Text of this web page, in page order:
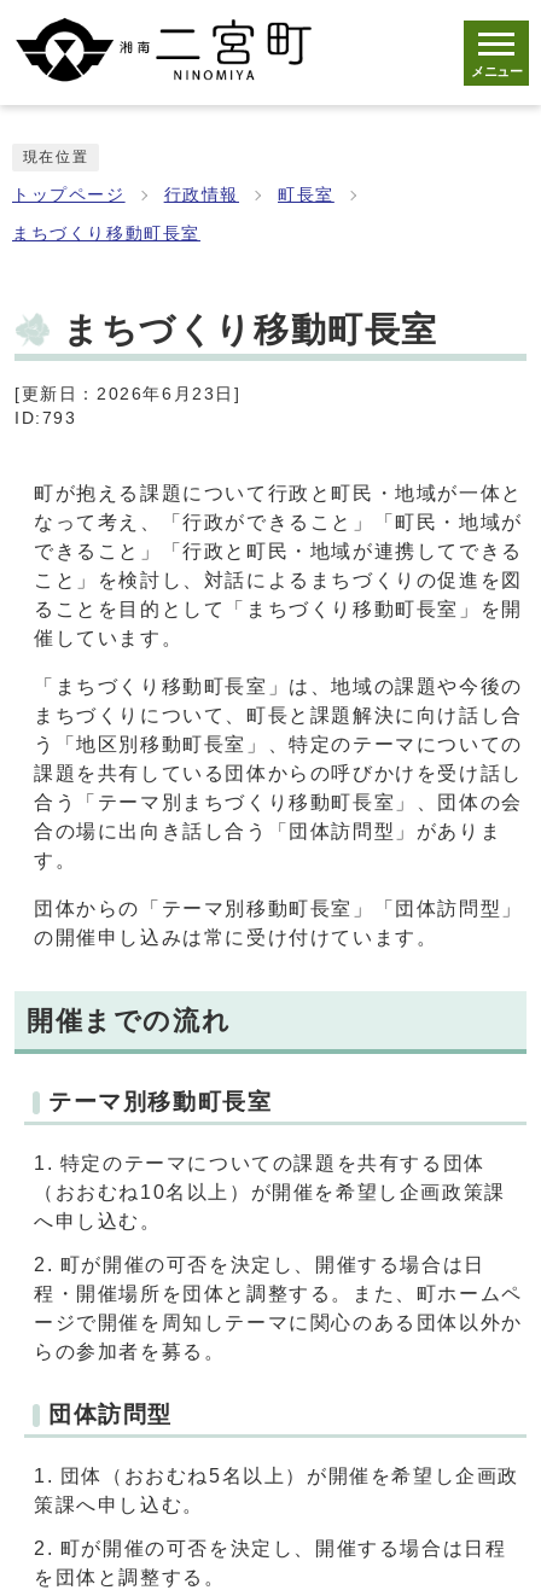
メニュー
現在位置
トップページ 行政情報 町長室
まちづくり移動町長室
まちづくり移動町長室
[更新日：2026年6月23日]
ID:793
町が抱える課題について行政と町民・地域が一体と
なって考え、「行政ができること」「町民・地域が
できること」「行政と町民・地域が連携してできる
こと」を検討し、対話によるまちづくりの促進を図
ることを目的として「まちづくり移動町長室」を開
催しています。
「まちづくり移動町長室」は、地域の課題や今後の
まちづくりについて、町長と課題解決に向け話し合
う「地区別移動町長室」、特定のテーマについての
課題を共有している団体からの呼びかけを受け話し
合う「テーマ別まちづくり移動町長室」、団体の会
合の場に出向き話し合う「団体訪問型」がありま
す。
団体からの「テーマ別移動町長室」「団体訪問型」
の開催申し込みは常に受け付けています。
開催までの流れ
テーマ別移動町長室
特定のテーマについての課題を共有する団体
（おおむね10名以上）が開催を希望し企画政策課
へ申し込む。
町が開催の可否を決定し、開催する場合は日
程・開催場所を団体と調整する。また、町ホームペ
ージで開催を周知しテーマに関心のある団体以外か
らの参加者を募る。
団体訪問型
団体（おおむね5名以上）が開催を希望し企画政
策課へ申し込む。
町が開催の可否を決定し、開催する場合は日程
を団体と調整する。